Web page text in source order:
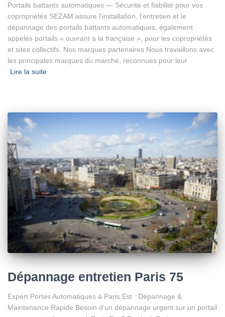
Portails battants automatiques — Sécurité et fiabilité pour vos
copropriétés SEZAM assure l’installation, l’entretien et le
dépannage des portails battants automatiques, également
appelés portails « ouvrant à la française », pour les copropriétés
et sites collectifs. Nos marques partenaires Nous travaillons avec
les principales marques du marché, reconnues pour leur
Lire la suite
Dépannage entretien Paris 75
Expert Portes Automatiques à Paris Est : Dépannage &
Maintenance Rapide Besoin d’un dépannage urgent sur un portail